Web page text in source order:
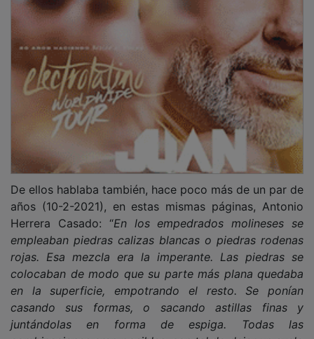
años (10-2-2021), en estas mismas páginas, Antonio
Herrera Casado: “ En los empedrados molineses se
empleaban piedras calizas blancas o piedras rodenas
rojas. Esa mezcla era la imperante. Las piedras se
colocaban de modo que su parte más plana quedaba
en la superficie, empotrando el resto. Se ponían
casando sus formas, o sacando astillas finas y
juntándolas en forma de espiga. Todas las
combinaciones eran posibles, con tal de dejar un suelo